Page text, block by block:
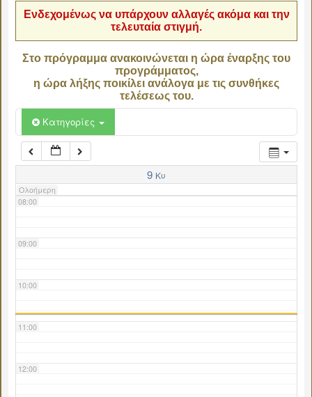
Ενδεχομένως να υπάρχουν αλλαγές ακόμα και την
τελευταία στιγμή.
Στο πρόγραμμα ανακοινώνεται η ώρα έναρξης του
προγράμματος,
η ώρα λήξης ποικίλει ανάλογα με τις συνθήκες
τελέσεως του.
Κατηγορίες
9 Κυ
Ολοήμερη
06:00
07:00
08:00
09:00
10:00
11:00
12:00